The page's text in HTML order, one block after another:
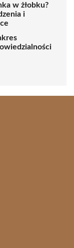
w żłobku?
i